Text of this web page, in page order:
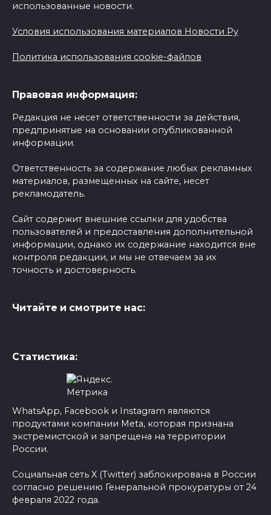
использованные новости.
Условия использования материалов Новости Ру
Политика использования cookie-файлов
Правовая информация:
Редакция не несет ответственности за действия,
предпринятые на основании опубликованной
информации.
Ответственность за содержание любых рекламных
материалов, размещенных на сайте, несет
рекламодатель.
Сайт содержит внешние ссылки для удобства
пользователей и предоставления дополнительной
информации, однако их содержание находится вне
контроля редакции, и мы не отвечаем за их
точность и достоверность.
Читайте и смотрите нас:
Статистика:
WhatsApp, Facebook и Instagram являются
продуктами компании Meta, которая признана
экстремистской и запрещена на территории
России.
Социальная сеть X (Twitter) заблокирована в России
согласно решению Генеральной прокуратуры от 24
февраля 2022 года.